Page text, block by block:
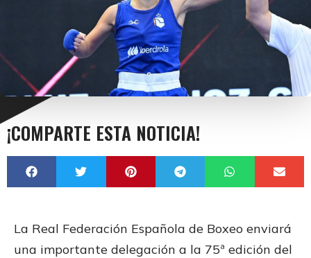
¡COMPARTE ESTA NOTICIA!
La Real Federación Española de Boxeo enviará
una importante delegación a la 75ª edición del